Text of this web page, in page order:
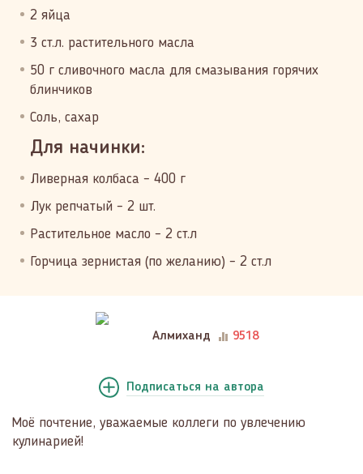
2 яйца
3 ст.л. растительного масла
50 г сливочного масла для смазывания горячих
блинчиков
Соль, сахар
Для начинки:
Ливерная колбаса – 400 г
Лук репчатый – 2 шт.
Растительное масло – 2 ст.л
Горчица зернистая (по желанию) – 2 ст.л
Алмиханд 9518
Подписаться на автора
Моё почтение, уважаемые коллеги по увлечению
кулинарией!